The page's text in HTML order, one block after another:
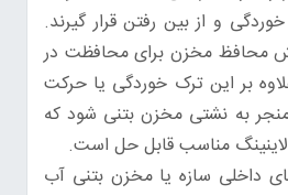
و از بین رفتن قرار گیرند.
محافظ مخزن برای محافظت در
علاوه بر این ترک خوردگی یا حرکت
به نشتی مخزن بتنی شود که
مناسب قابل حل است.
داخلی سازه یا مخزن بتنی آب